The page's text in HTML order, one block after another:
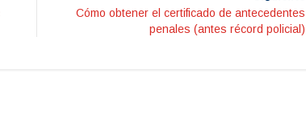
Cómo obtener el certificado de antecedentes
penales (antes récord policial)